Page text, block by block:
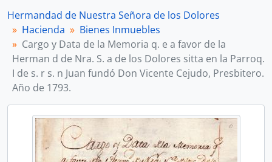
Hermandad de Nuestra Señora de los Dolores
Hacienda
Bienes Inmuebles
Cargo y Data de la Memoria q. e a favor de la
Herman d de Nra. S. a de los Dolores sitta en la Parroq.
I de s. r s. n Juan fundó Don Vicente Cejudo, Presbitero.
Año de 1793.